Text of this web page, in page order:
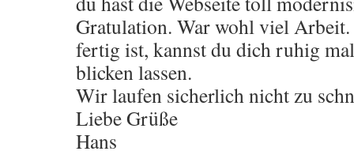
Gratulation. War wohl viel Arbeit.
fertig ist, kannst du dich ruhig
blicken lassen.
Wir laufen sicherlich nicht zu
Liebe Grüße
Hans